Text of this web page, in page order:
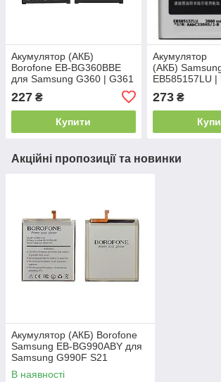
Акумулятор (АКБ)
Borofone EB-BG360BBE
для Samsung G360 | G361
Galaxy Core Prime | J200
Galaxy J2 2015
227 ₴
Купити
Акумулятор
(АКБ)
EB585157LU |
BG355BBE
G355 | i8530 |
273₴
Акційні пропозиції та новинки
Акумулятор (АКБ) Borofone
Samsung EB-BG990ABY для
Samsung G990F S21
(4500mAh)
В наявності